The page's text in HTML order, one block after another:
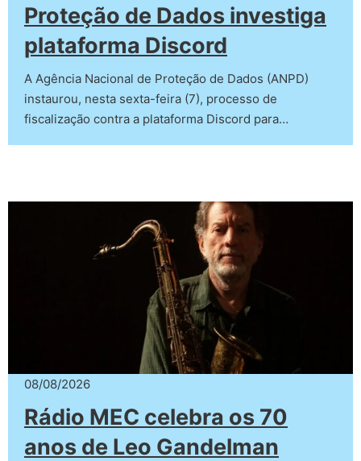
Proteção de Dados investiga
plataforma Discord
A Agência Nacional de Proteção de Dados (ANPD)
instaurou, nesta sexta-feira (7), processo de
fiscalização contra a plataforma Discord para…
08/08/2026
Rádio MEC celebra os 70
anos de Leo Gandelman